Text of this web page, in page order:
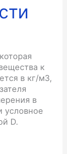
к
в кг/м3,
в
условное
D.